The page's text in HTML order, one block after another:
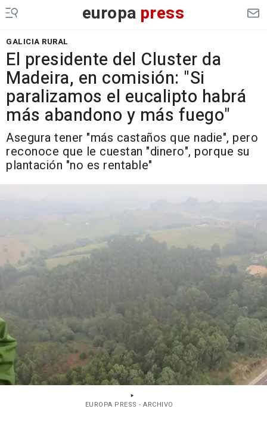
europa press
GALICIA RURAL
El presidente del Cluster da
Madeira, en comisión: "Si
paralizamos el eucalipto habrá
más abandono y más fuego"
Asegura tener "más castaños que nadie", pero
reconoce que le cuestan "dinero", porque su
plantación "no es rentable"
EUROPA PRESS - ARCHIVO